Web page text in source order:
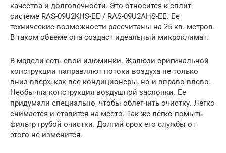
качества и долговечности. Это относится к сплит-
системе RAS-09U2KHS-EE / RAS-09U2AHS-EE. Ее
технические возможности рассчитаны на 25 кв. метров.
В таком объеме она создаст идеальный микроклимат.
В модели есть свои изюминки. Жалюзи оригинальной
конструкции направляют потоки воздуха не только
вниз-вверх, как все кондиционеры, но и вправо-влево.
Необычна конструкция воздушной заслонки. Ее
придумали специально, чтобы облегчить очистку. Легко
снимается и ставится на место. Так же легко помыть
фильтр грубой очистки. Долгий срок его службы от
этого не изменится.